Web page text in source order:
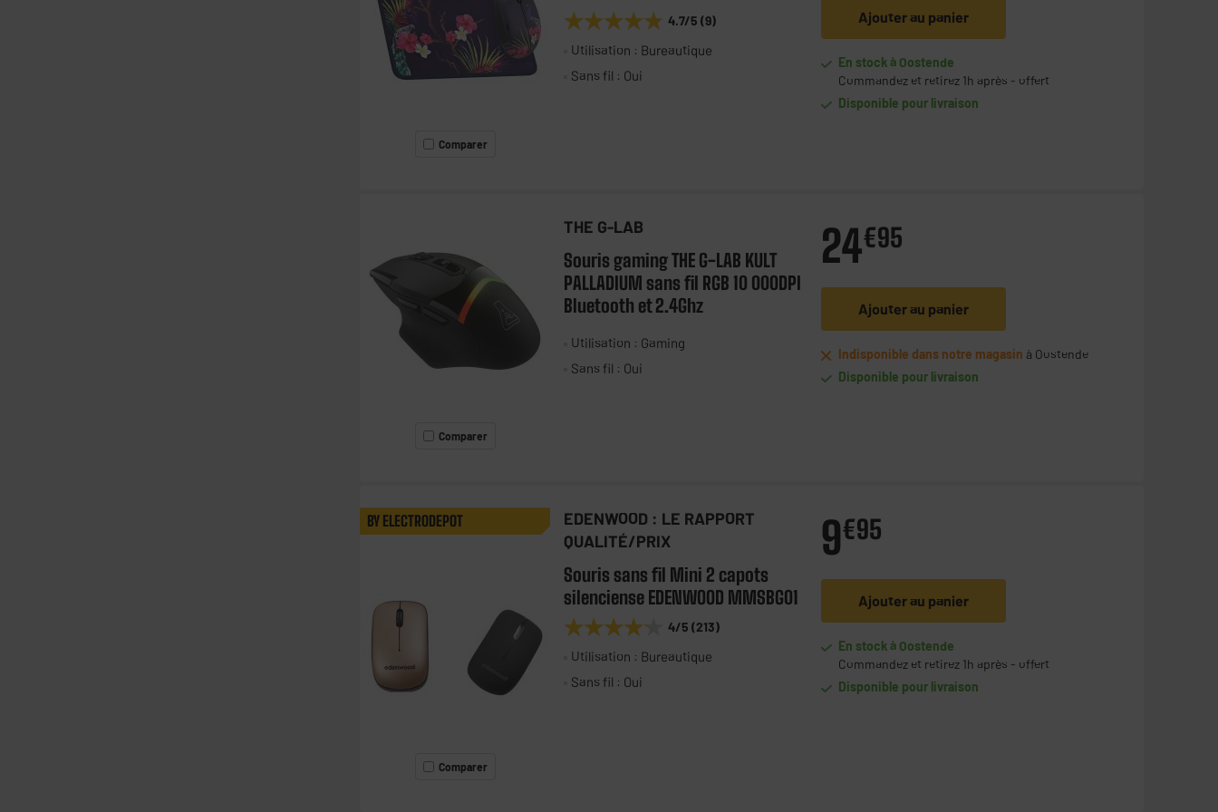
Comparer
★★★★★
★★★★★ 4.7/5 (9)
Utilisation : Bureautique
Sans fil : Oui
Ajouter au panier
En stock à Oostende
Commandez et retirez 1h après - offert
Disponible pour livraison
Comparer
THE G-LAB
Souris gaming THE G-LAB KULT
PALLADIUM sans fil RGB 10 000DPI
Bluetooth et 2.4Ghz
Utilisation : Gaming
Sans fil : Oui
24€95
Ajouter au panier
Indisponible dans notre magasin à Oostende
Disponible pour livraison
BY ELECTRODEPOT
Comparer
EDENWOOD : LE RAPPORT
QUALITÉ/PRIX
Souris sans fil Mini 2 capots
silenciense EDENWOOD MMSBG01
★★★★★
★★★★★ 4/5 (213)
Utilisation : Bureautique
Sans fil : Oui
9€95
Ajouter au panier
En stock à Oostende
Commandez et retirez 1h après - offert
Disponible pour livraison